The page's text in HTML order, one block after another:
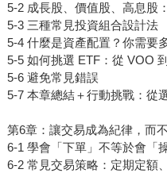
5-2 成長股、價值股、高息股
5-3 三種常見投資組合設計法
5-4 什麼是資產配置？你需要
5-5 如何挑選 ETF：從 VOO
5-6 避免常見錯誤
5-7 本章總結＋行動挑戰：從
第6章：讓交易成為紀律，而
6-1 學會「下單」不等於會「操
6-2 常見交易策略：定期定額